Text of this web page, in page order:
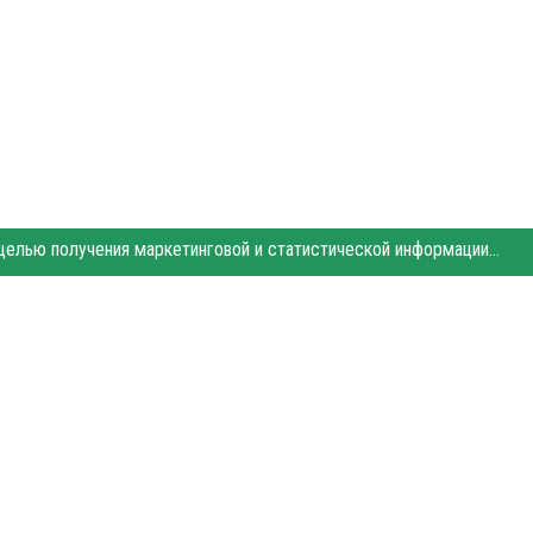
Этот сайт использует «cookies». Также сайт использует интернет-сервис для сбора технических данных касательно посетителей с целью получения маркетинговой и статистической информации. Условия обработки данных посетителей сайта см.